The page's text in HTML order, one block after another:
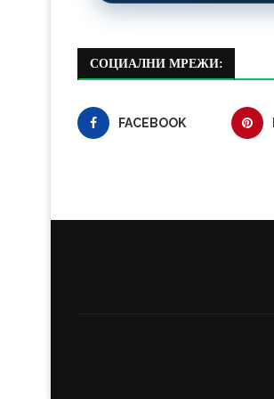
СОЦИАЛНИ МРЕЖИ:
FACEBOOK